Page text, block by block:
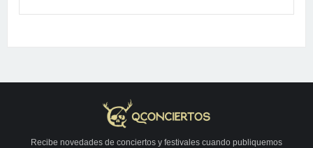
Recibe novedades de conciertos y festivales cuando publiquemos